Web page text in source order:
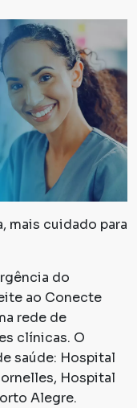
mais cuidado para
do
ao Conecte
rede de
clínicas. O
saúde: Hospital
Hospital
Alegre.